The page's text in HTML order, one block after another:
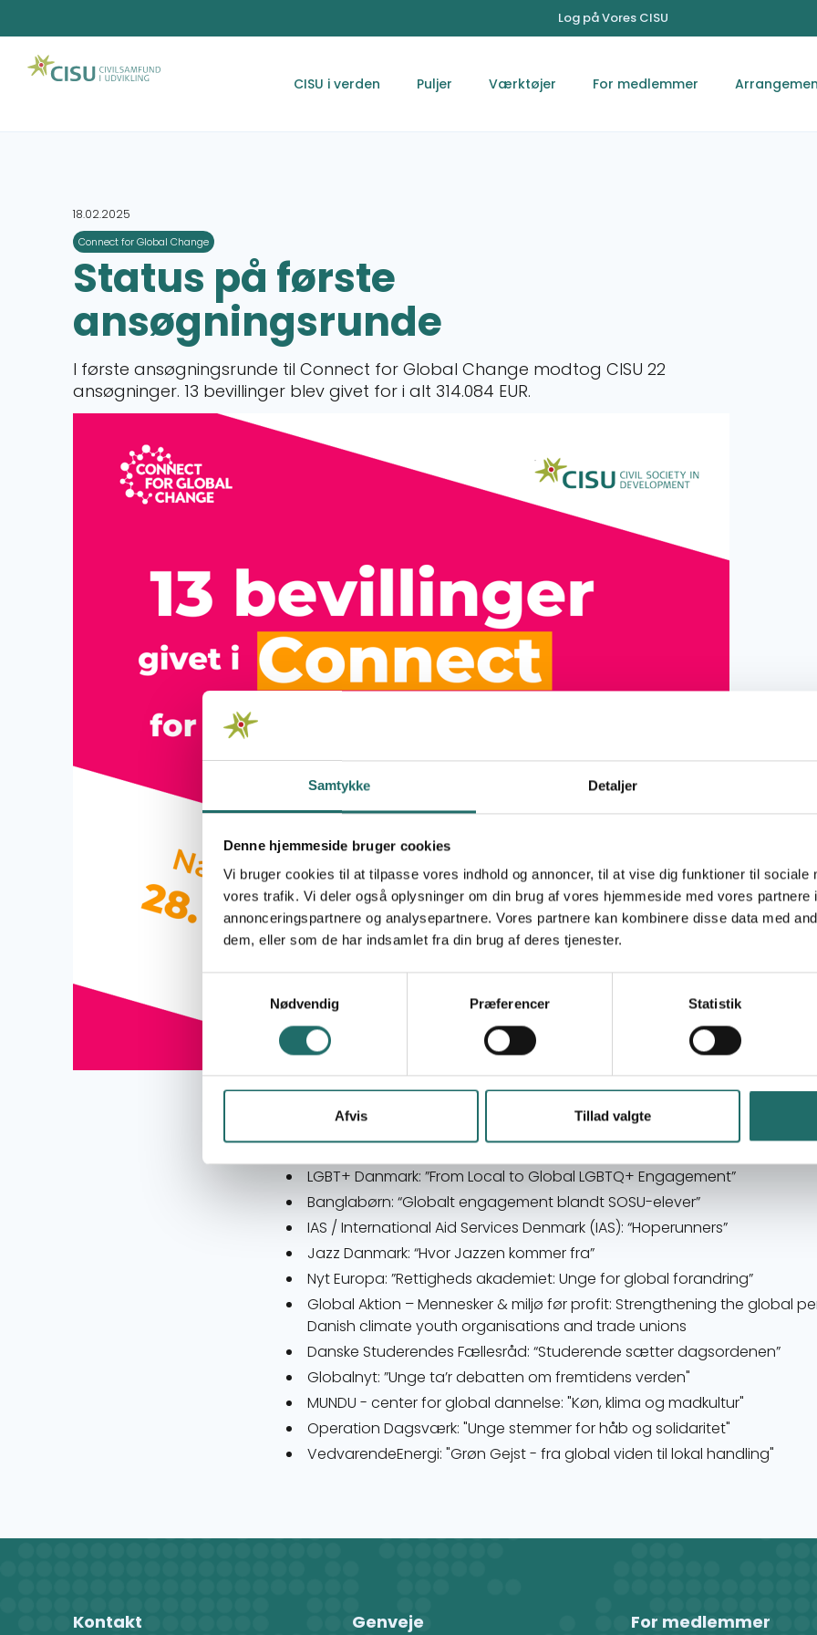
Samtykke Detaljer
Denne hjemmeside bruger cookies
Vi bruger cookies til at tilpasse vores indhold og annoncer, til at vise dig funktioner til sociale
vores trafik. Vi deler også oplysninger om din brug af vores hjemmeside med vores partnere
annonceringspartnere og analysepartnere. Vores partnere kan kombinere disse data med
dem, eller som de har indsamlet fra din brug af deres tjenester.
Nødvendig
Præferencer Statistik
Afvis Tillad valgte
Log på Vores CISU
CISU i verden Puljer Værktøjer For medlemmer
18.02.2025
Connect for Global Change
Status på første
ansøgningsrunde
I første ansøgningsrunde til Connect for Global Change modtog CISU 22
ansøgninger. 13 bevillinger blev givet for i alt 314.084 EUR.
Følgende bevillinger blev givet:
Mi Cuerpo MK: ”Engaging student for gender equality”
LGBT+ Danmark: ”From Local to Global LGBTQ+ Engagement”
Banglabørn: “Globalt engagement blandt SOSU-elever”
IAS / International Aid Services Denmark (IAS): “Hoperunners”
Jazz Danmark: “Hvor Jazzen kommer fra”
Nyt Europa: ”Rettigheds akademiet: Unge for global forandring”
Global Aktion – Mennesker & miljø før profit: Strengthening the global
Danish climate youth organisations and trade unions
Danske Studerendes Fællesråd: “Studerende sætter dagsordenen”
Globalnyt: ”Unge ta’r debatten om fremtidens verden"
MUNDU - center for global dannelse: "Køn, klima og madkultur"
Operation Dagsværk: "Unge stemmer for håb og solidaritet"
VedvarendeEnergi: "Grøn Gejst - fra global viden til lokal handling"
Kontakt Genveje For medlemmer